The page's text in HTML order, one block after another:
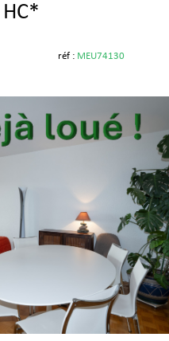
HC*
réf : MEU74130